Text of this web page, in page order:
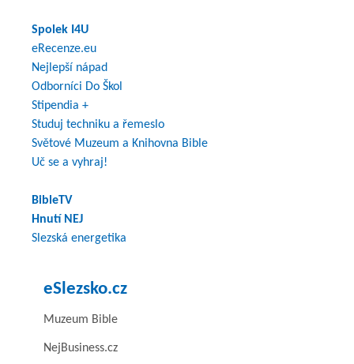
Spolek I4U
eRecenze.eu
Nejlepší nápad
Odborníci Do Škol
Stipendia +
Studuj techniku a řemeslo
Světové Muzeum a Knihovna Bible
Uč se a vyhraj!
BibleTV
Hnutí NEJ
Slezská energetika
eSlezsko.cz
Muzeum Bible
NejBusiness.cz